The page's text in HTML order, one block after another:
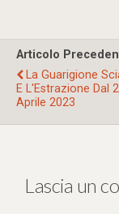
Articolo
La Guarigione
E L'Estrazione Dal
Aprile 2023
Lascia un